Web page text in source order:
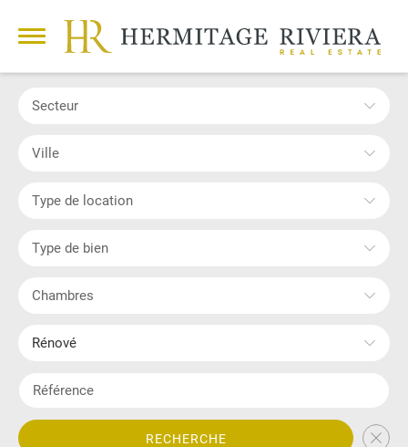
Secteur
Ville
Type de location
Type de bien
Chambres
Rénové
RECHERCHE